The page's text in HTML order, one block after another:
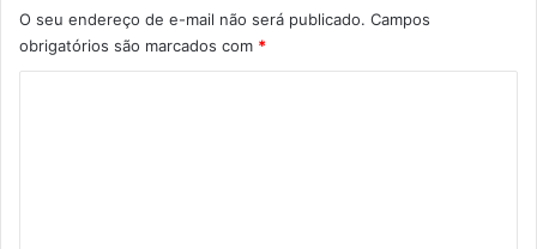
O seu endereço de e-mail não será publicado. Campos
obrigatórios são marcados com *